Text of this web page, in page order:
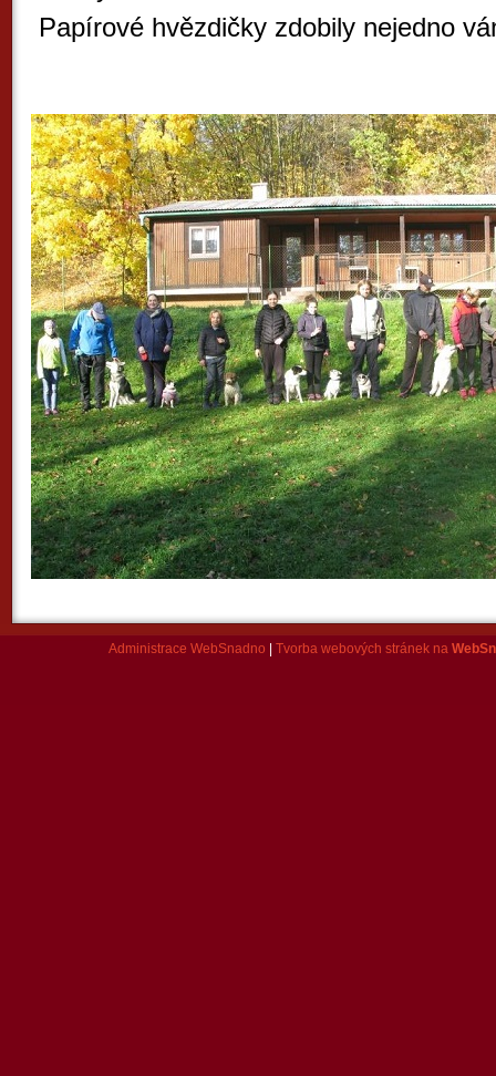
Papírové hvězdičky zdobily nejedno
Administrace WebSnadno Tvorba webových stránek na